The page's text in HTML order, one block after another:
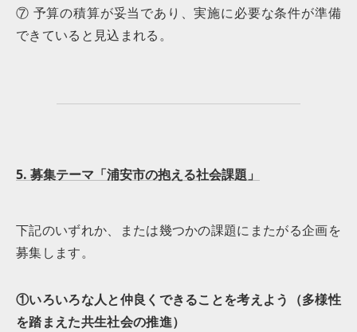
⑦ 予算の積算が妥当であり、実施に必要な条件が準備
できていると見込まれる。
5. 募集テーマ「浦安市の抱える社会課題」
下記のいずれか、または幾つかの課題にまたがる企画を
募集します。
①いろいろな人と仲良くできることを考えよう（多様性
を踏まえた共生社会の推進）